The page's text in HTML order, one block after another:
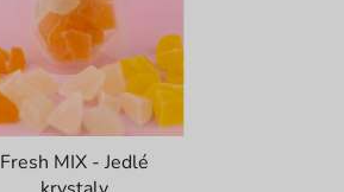
Fresh MIX - Jedlé